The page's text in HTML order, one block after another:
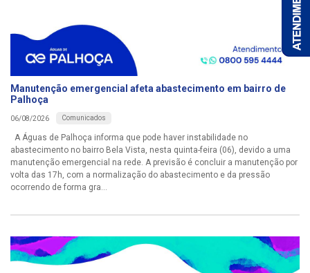
Manutenção emergencial afeta abastecimento em bairro de
Palhoça
06/08/2026 Comunicados
A Águas de Palhoça informa que pode haver instabilidade no
abastecimento no bairro Bela Vista, nesta quinta-feira (06), devido a uma
manutenção emergencial na rede. A previsão é concluir a manutenção por
volta das 17h, com a normalização do abastecimento e da pressão
ocorrendo de forma gra...